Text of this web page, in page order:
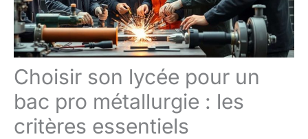
Choisir son lycée pour un
bac pro métallurgie : les
critères essentiels